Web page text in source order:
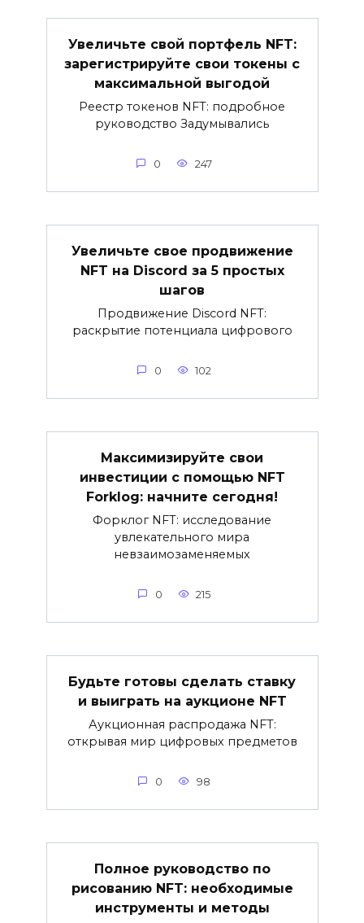
Увеличьте свой портфель NFT:
зарегистрируйте свои токены с
максимальной выгодой
Реестр токенов NFT: подробное
руководство Задумывались
0 247
Увеличьте свое продвижение
NFT на Discord за 5 простых
шагов
Продвижение Discord NFT:
раскрытие потенциала цифрового
0 102
Максимизируйте свои
инвестиции с помощью NFT
Forklog: начните сегодня!
Форклог NFT: исследование
увлекательного мира
невзаимозаменяемых
0 215
Будьте готовы сделать ставку
и выиграть на аукционе NFT
Аукционная распродажа NFT:
открывая мир цифровых предметов
0 98
Полное руководство по
рисованию NFT: необходимые
инструменты и методы